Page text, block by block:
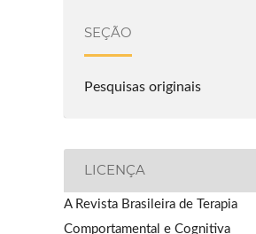
SEÇÃO
Pesquisas originais
LICENÇA
A Revista Brasileira de Terapia
Comportamental e Cognitiva